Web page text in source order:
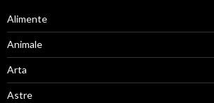
Alimente
Animale
Arta
Astre